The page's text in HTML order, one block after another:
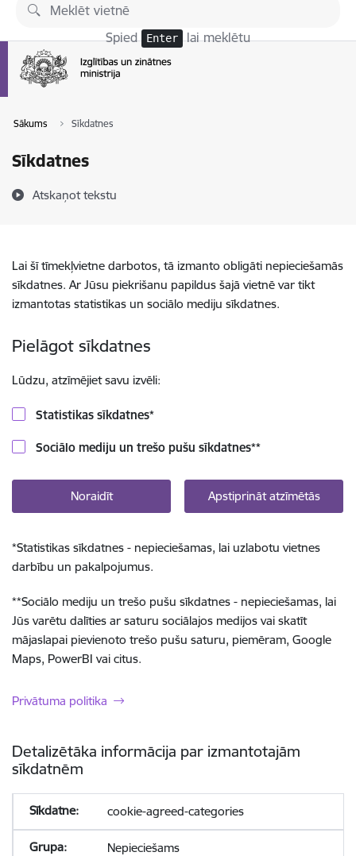
Pāriet uz lapas saturu
Spied Enter lai meklētu
Sākums Sīkdatnes
Sīkdatnes
Atskaņot tekstu
Lai šī tīmekļvietne darbotos, tā izmanto obligāti nepieciešamās
sīkdatnes. Ar Jūsu piekrišanu papildus šajā vietnē var tikt
izmantotas statistikas un sociālo mediju sīkdatnes.
Pielāgot sīkdatnes
Lūdzu, atzīmējiet savu izvēli:
Statistikas sīkdatnes*
Sociālo mediju un trešo pušu sīkdatnes**
Noraidīt Apstiprināt atzīmētās
*Statistikas sīkdatnes - nepieciešamas, lai uzlabotu vietnes
darbību un pakalpojumus.
**Sociālo mediju un trešo pušu sīkdatnes - nepieciešamas, lai
Jūs varētu dalīties ar saturu sociālajos medijos vai skatīt
mājaslapai pievienoto trešo pušu saturu, piemēram, Google
Maps, PowerBI vai citus.
Privātuma politika
Detalizētāka informācija par izmantotajām
sīkdatnēm
cookie-agreed-categories
Nepieciešams